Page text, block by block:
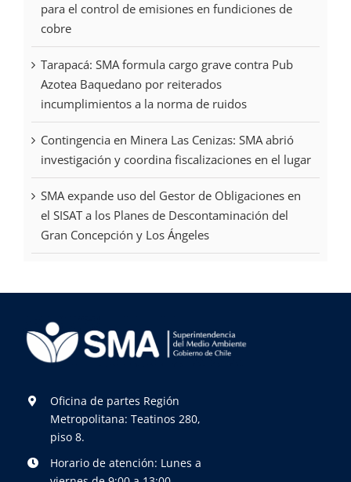
para el control de emisiones en fundiciones de
cobre
Tarapacá: SMA formula cargo grave contra Pub
Azotea Baquedano por reiterados
incumplimientos a la norma de ruidos
Contingencia en Minera Las Cenizas: SMA abrió
investigación y coordina fiscalizaciones en el lugar
SMA expande uso del Gestor de Obligaciones en
el SISAT a los Planes de Descontaminación del
Gran Concepción y Los Ángeles
Oficina de partes Región
Metropolitana: Teatinos 280,
piso 8.
Horario de atención: Lunes a